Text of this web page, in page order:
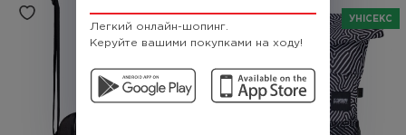
Легкий онлайн-шопинг.
Керуйте вашими покупками на ходу!
УНІСЕКС